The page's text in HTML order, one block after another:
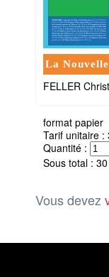
La
FELLER
format papier
Tarif unitaire :
Quantité :
Sous total :
Vous devez